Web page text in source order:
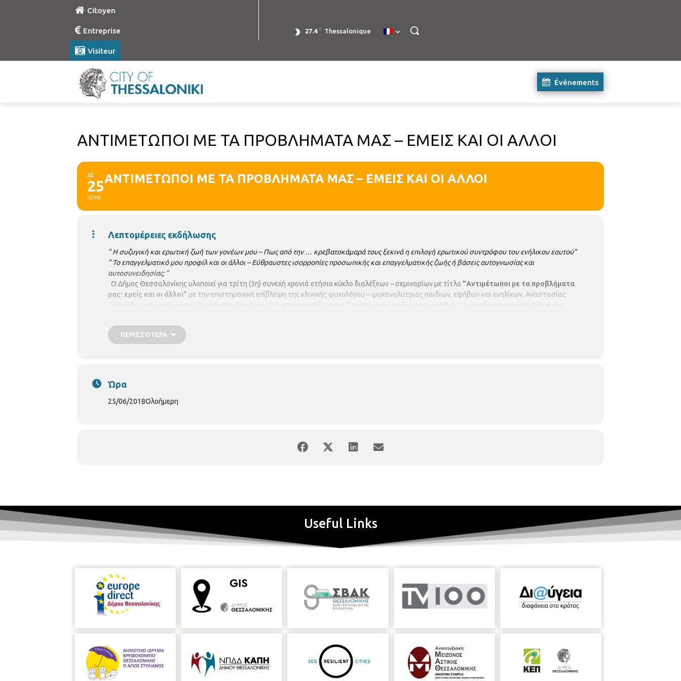
Citoyen
Entreprise
Visiteur
27.4 C Thessalonique
Événements
ΑΝΤΙΜΕΤΩΠΟΙ ΜΕ ΤΑ ΠΡΟΒΛΗΜΑΤΑ ΜΑΣ – ΕΜΕΙΣ ΚΑΙ ΟΙ ΑΛΛΟΙ
ΔΕ
25
ΙΟΥΝ
ΑΝΤΙΜΕΤΩΠΟΙ ΜΕ ΤΑ ΠΡΟΒΛΗΜΑΤΑ ΜΑΣ – ΕΜΕΙΣ ΚΑΙ ΟΙ ΑΛΛΟΙ
Λεπτομέρειες εκδήλωσης
” Η συζυγική και ερωτική ζωή των γονέων μου – Πως από την … κρεβατοκάμαρά τους ξεκινά η επιλογή ερωτικού συντρόφου του ενήλικου εαυτού”
” Το επαγγελματικό μου προφίλ και οι άλλοι – Εύθραυστες ισορροπίες προσωπικής και επαγγελματικής ζωής ή βάσεις αυτογνωσίας και
αυτοσυνειδησίας; ”
Ο Δήμος Θεσσαλονίκης υλοποιεί για τρίτη (3η) συνεχή χρονιά ετήσιο κύκλο διαλέξεων – σεμιναρίων με τίτλο ”Αντιμέτωποι με τα προβλήματα
μας: εμείς και οι άλλοι” με την επιστημονική επίβλεψη της κλινικής ψυχολόγου – ψυχαναλύτριας παιδιών, εφήβων και ενηλίκων, Αναστασίας
Πιμπιλίδου, πτυχιούχου του Πανεπιστημίου Paris VII, η οποία εργάζεται ως θεραπεύτρια παιδιών και εφήβων στο παιδοψυχιατρικό τμήμα του
του Δημαρχείου και θα περιλαμβάνει και την διάλεξη της 23ης Μαίου που αναβλήθηκε.
ΠΕΡΙΣΣΌΤΕΡΑ
Ώρα
25/06/2018Ολοήμερη
Useful Links